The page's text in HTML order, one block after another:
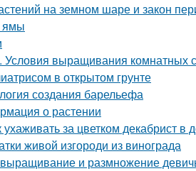
на земном шаре и закон
ямы
выращивания комнатных
в открытом грунте
создания барельефа
о растении
за цветком декабрист в
живой изгороди из винограда
и размножение